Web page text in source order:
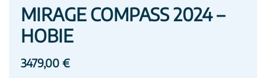
MIRAGE COMPASS 2024 –
HOBIE
3479,00 €